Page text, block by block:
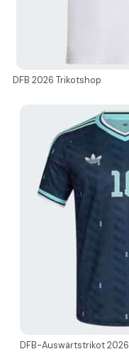
DFB 2026 Trikotshop
DFB-Auswärtstrikot 2026